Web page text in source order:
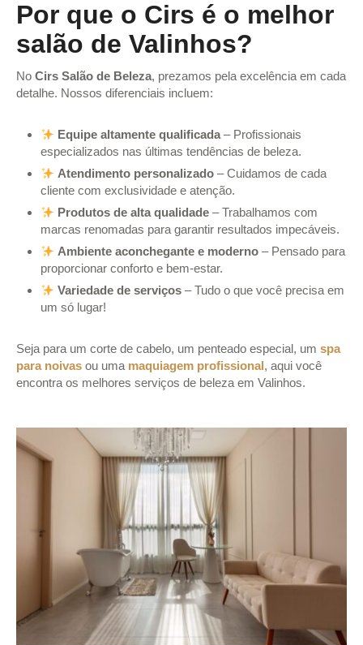
Por que o Cirs é o melhor
salão de Valinhos?
No Cirs Salão de Beleza, prezamos pela excelência em cada
detalhe. Nossos diferenciais incluem:
Equipe altamente qualificada– Profissionais
especializados nas últimas tendências de beleza.
Atendimento personalizado – Cuidamos de cada
cliente com exclusividade e atenção.
Produtos de alta qualidade – Trabalhamos com
marcas renomadas para garantir resultados impecáveis.
Ambiente aconchegante e moderno – Pensado para
proporcionar conforto e bem-estar.
Variedade de serviços – Tudo o que você precisa em
um só lugar!
Seja para um corte de cabelo, um penteado especial, um spa
para noivas ou uma maquiagem profissional , aqui você
encontra os melhores serviços de beleza em Valinhos.